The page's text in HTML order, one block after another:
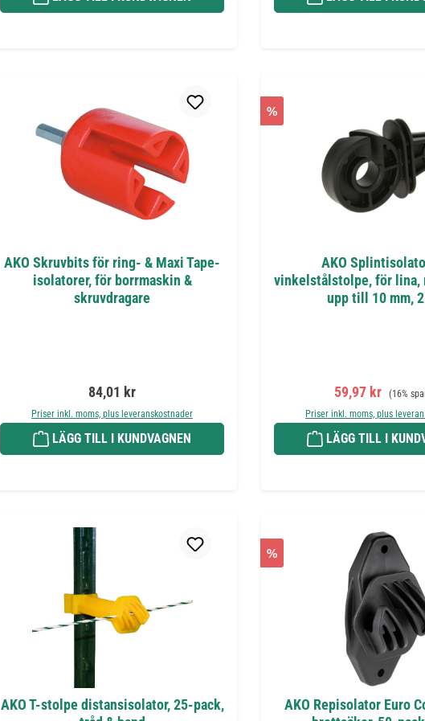
AKO Skruvbits för ring- & Maxi Tape-
isolatorer, för borrmaskin &
skruvdragare
Ordinarie pris:
84,01 kr
Priser inkl. moms, plus leveranskostnader
LÄGG TILL I KUNDVAGNEN
%
AKO
vinkelstålstolpe, för lina,
upp till 10 mm,
59,97 kr
(16%
Priser inkl. moms, plus
LÄGG TILL I
AKO T-stolpe distansisolator, 25-pack,
%
AKO Repisolator Euro